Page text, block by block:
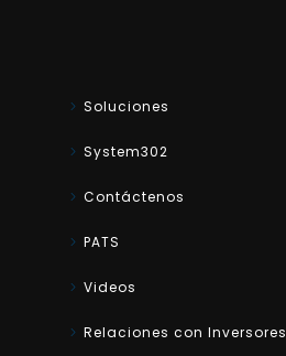
Soluciones
System302
Contáctenos
PATS
Videos
Relaciones con Inversores